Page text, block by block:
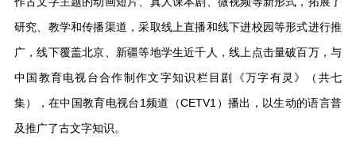
研究、教学和传播渠道，采取线上直播和线下进校园等形式进行推
广，线下覆盖北京、新疆等地学生近千人，线上点击量破百万，与
中国教育电视台合作制作文字知识栏目剧《万字有灵》（共七
集），在中国教育电视台1频道（CETV1）播出，以生动的语言普
及推广了古文字知识。